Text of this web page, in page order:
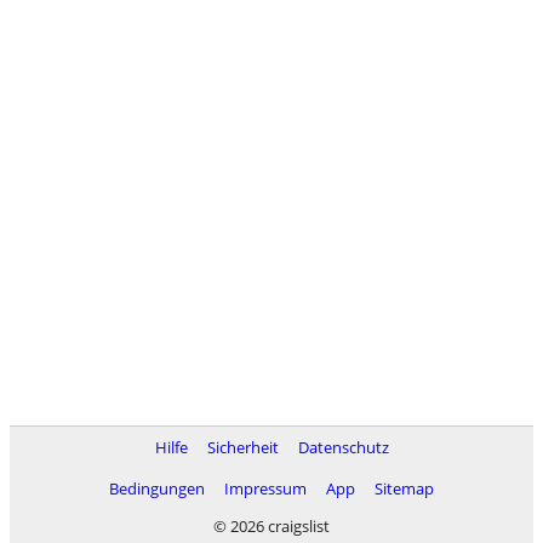
Hilfe Sicherheit
Datenschutz
Bedingungen
Impressum App
Sitemap
© 2026 craigslist